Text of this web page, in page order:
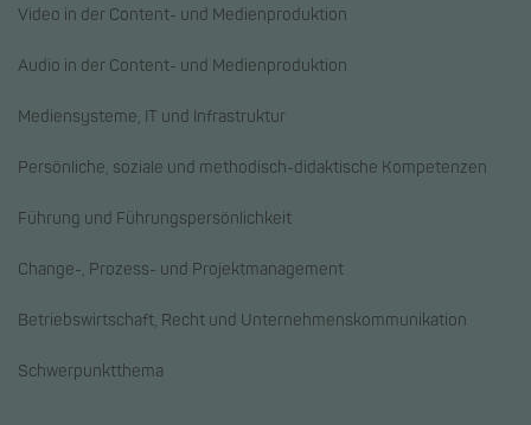
Video in der Content- und Medienproduktion
Audio in der Content- und Medienproduktion
Mediensysteme, IT und Infrastruktur
Persönliche, soziale und methodisch-didaktische Kompetenzen
Führung und Führungspersönlichkeit
Change-, Prozess- und Projektmanagement
Betriebswirtschaft, Recht und Unternehmenskommunikation
Schwerpunktthema